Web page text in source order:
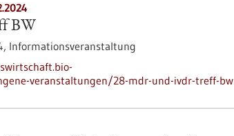
BW
Informationsveranstaltung
veranstaltungen/28-mdr-und-ivdr-treff-bw